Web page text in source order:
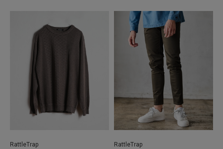
RattleTrap
RattleTrap